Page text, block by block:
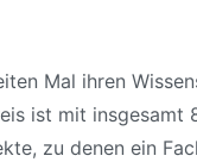
Mal ihren
ist mit
zu denen ein